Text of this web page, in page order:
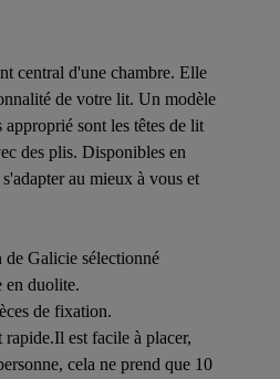
central d'une chambre. Elle
de votre lit. Un modèle
sont les têtes de lit
des plis. Disponibles en
au mieux à vous et
de Galicie sélectionné
en duolite.
de fixation.
est facile à placer,
cela ne prend que 10